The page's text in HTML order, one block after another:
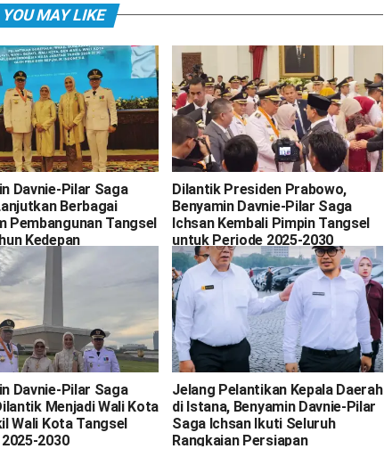
YOU MAY LIKE
Davnie-Pilar Saga
Berbagai
Pembangunan Tangsel
Kedepan
Dilantik Presiden Prabowo,
Benyamin Davnie-Pilar Saga
Ichsan Kembali Pimpin Tangsel
untuk Periode 2025-2030
Davnie-Pilar Saga
Menjadi Wali Kota
Wali Kota Tangsel
2030
Jelang Pelantikan Kepala Daerah
di Istana, Benyamin Davnie-Pilar
Saga Ichsan Ikuti Seluruh
Rangkaian Persiapan